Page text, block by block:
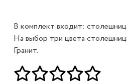
В комплект входит:
На выбор три цвета
Гранит.